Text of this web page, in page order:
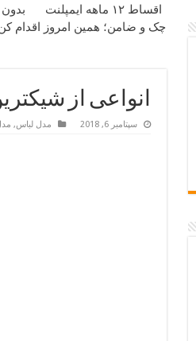
اقساط ۱۲ ماهه ایمپلنت
بدون
چک و ضامن؛ همین امروز اقدام
انواعی از
سپتامبر 6, 2018 مدل لباس,